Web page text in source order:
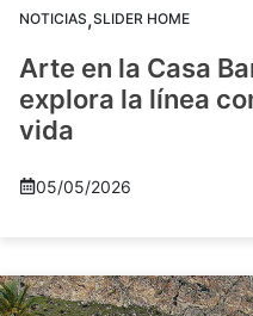
NOTICIAS,SLIDER HOME
Arte en la Casa
explora la línea
vida
05/05/2026